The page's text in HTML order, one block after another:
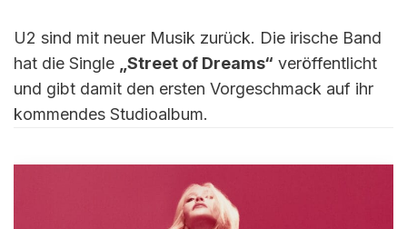
U2 sind mit neuer Musik zurück. Die irische Band
hat die Single „Street of Dreams“ veröffentlicht
und gibt damit den ersten Vorgeschmack auf ihr
kommendes Studioalbum.